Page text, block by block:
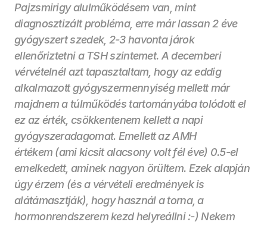
Pajzsmirigy alulműködésem van, mint
diagnosztizált probléma, erre már lassan 2 éve
gyógyszert szedek, 2-3 havonta járok
ellenőriztetni a TSH szintemet. A decemberi
vérvételnél azt tapasztaltam, hogy az eddig
alkalmazott gyógyszermennyiség mellett már
majdnem a túlműködés tartományába tolódott el
ez az érték, csökkentenem kellett a napi
gyógyszeradagomat. Emellett az AMH
értékem (ami kicsit alacsony volt fél éve) 0.5-el
emelkedett, aminek nagyon örültem. Ezek alapján
úgy érzem (és a vérvételi eredmények is
alátámasztják), hogy használ a torna, a
hormonrendszerem kezd helyreállni :-) Nekem